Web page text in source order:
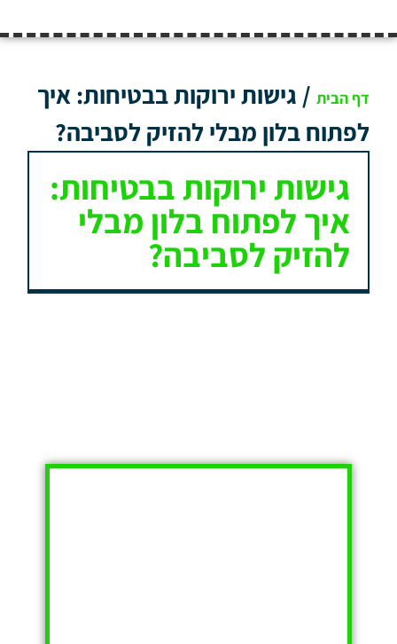
דף הבית / גישות ירוקות בבטיחות: איך
לפתוח בלון מבלי להזיק לסביבה?
גישות ירוקות בבטיחות:
איך לפתוח בלון מבלי
להזיק לסביבה?